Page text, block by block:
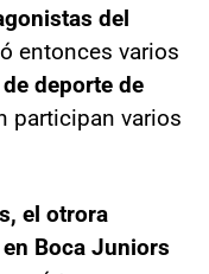
del
entonces varios
deporte de
participan varios
el otrora
Boca Juniors